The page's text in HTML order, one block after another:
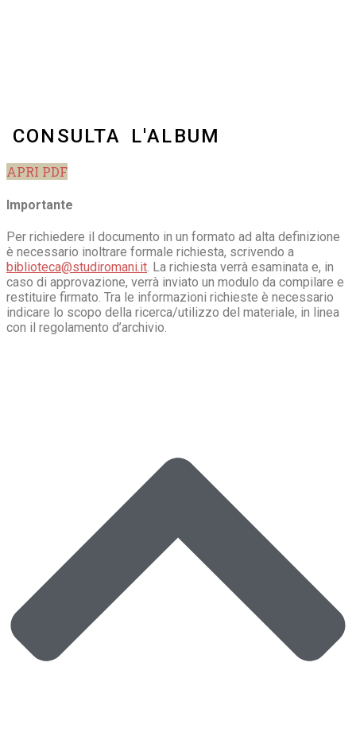
CONSULTA L'ALBUM
APRI PDF
Importante
Per richiedere il documento in un formato ad alta definizione
è necessario inoltrare formale richiesta, scrivendo a
biblioteca@studiromani.it. La richiesta verrà esaminata e, in
caso di approvazione, verrà inviato un modulo da compilare e
restituire firmato. Tra le informazioni richieste è necessario
indicare lo scopo della ricerca/utilizzo del materiale, in linea
con il regolamento d’archivio.